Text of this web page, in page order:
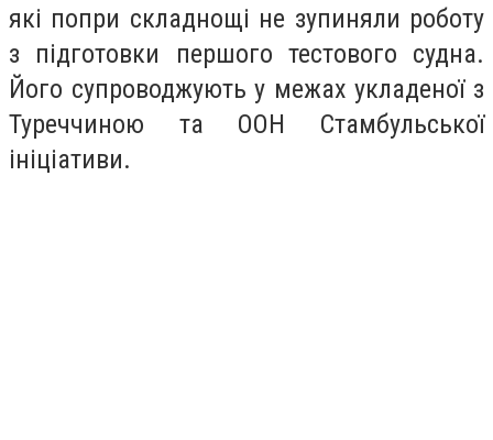
які попри складнощі не зупиняли роботу
з підготовки першого тестового судна.
Його супроводжують у межах укладеної з
Туреччиною та ООН Стамбульської
ініціативи.